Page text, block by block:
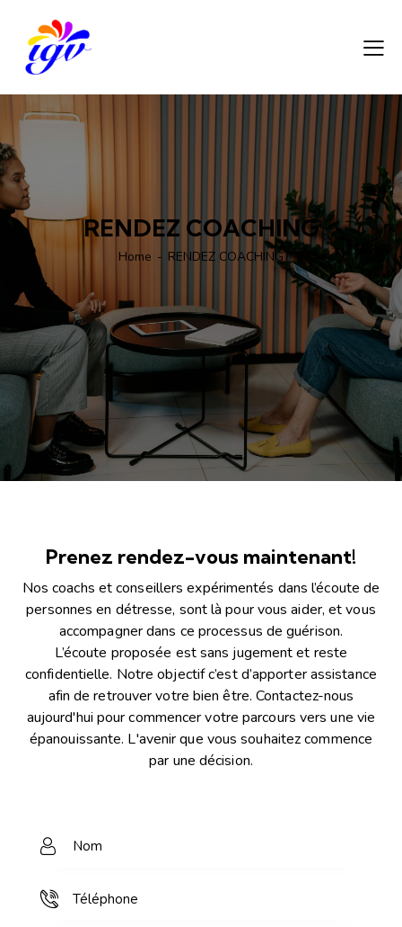
RENDEZ COACHING
Home RENDEZ COACHING
Prenez rendez-vous maintenant!
Nos coachs et conseillers expérimentés dans l’écoute de
personnes en détresse, sont là pour vous aider, et vous
accompagner dans ce processus de guérison.
L’écoute proposée est sans jugement et reste
confidentielle. Notre objectif c’est d’apporter assistance
afin de retrouver votre bien être. Contactez-nous
aujourd'hui pour commencer votre parcours vers une vie
épanouissante. L'avenir que vous souhaitez commence
par une décision.